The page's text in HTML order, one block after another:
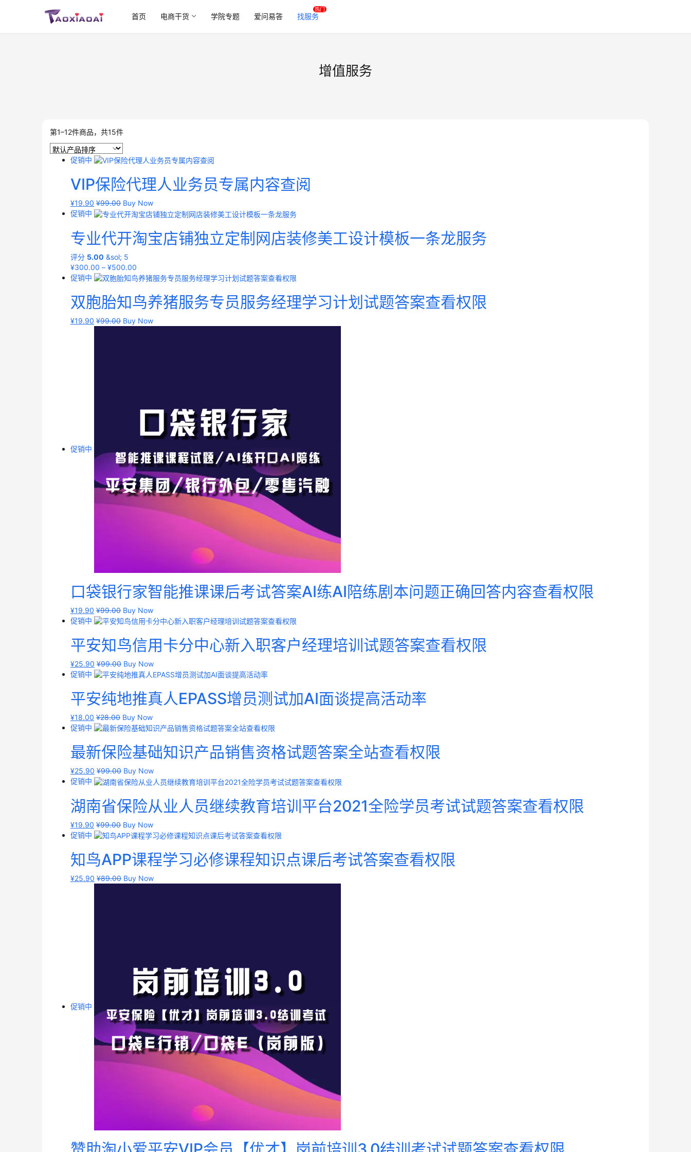
首页 电商干货 学院专题 爱问易答 找服务
增值服务
第1–12件商品，共15件
促销中
VIP保险代理人业务员专属内容查阅
¥19.90 ¥99.00 Buy Now
促销中
专业代开淘宝店铺独立定制网店装修美工设计模板一条龙服务
评分 5.00 &sol; 5
¥300.00 – ¥500.00
促销中
双胞胎知鸟养猪服务专员服务经理学习计划试题答案查看权限
¥19.90 ¥99.00 Buy Now
促销中
口袋银行家智能推课课后考试答案AI练AI陪练剧本问题正确回答内容查看权限
¥19.90 ¥99.00 Buy Now
促销中
平安知鸟信用卡分中心新入职客户经理培训试题答案查看权限
¥25.90 ¥99.00 Buy Now
促销中
平安纯地推真人EPASS增员测试加AI面谈提高活动率
¥18.00 ¥28.00 Buy Now
促销中
最新保险基础知识产品销售资格试题答案全站查看权限
¥25.90 ¥99.00 Buy Now
促销中
湖南省保险从业人员继续教育培训平台2021全险学员考试试题答案查看权限
¥19.90 ¥99.00 Buy Now
促销中
知鸟APP课程学习必修课程知识点课后考试答案查看权限
¥25.90 ¥89.00 Buy Now
促销中